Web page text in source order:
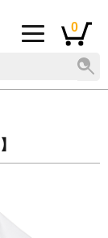
0